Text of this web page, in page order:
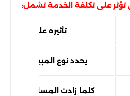
تؤثر على تكلفة الخدمة تشمل:
تأثيره على السعر
يحدد نوع المبيدات
كلما زادت المساحة زادت